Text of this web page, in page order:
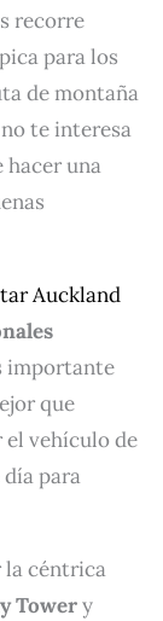
recorre
para los
de montaña
te interesa
hacer una
Auckland
importante
que
el vehículo de
para
la céntrica
Towery